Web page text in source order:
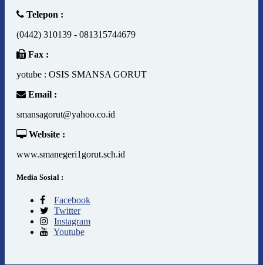
Telepon :
(0442) 310139 - 081315744679
Fax :
yotube : OSIS SMANSA GORUT
Email :
smansagorut@yahoo.co.id
Website :
www.smanegeri1gorut.sch.id
Media Sosial :
Facebook
Twitter
Instagram
Youtube